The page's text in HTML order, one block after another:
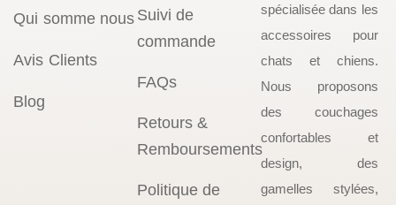
Qui somme nous
Avis Clients
Blog
Suivi de
commande
FAQs
Retours &
Remboursements
Politique de
spécialisée dans les
accessoires pour
chats et chiens.
Nous proposons
des couchages
confortables et
design, des
gamelles stylées,